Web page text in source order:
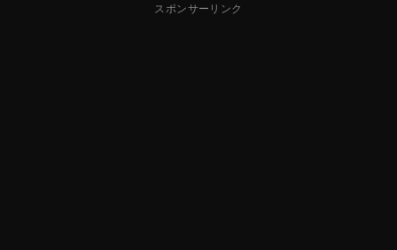
スポンサーリンク